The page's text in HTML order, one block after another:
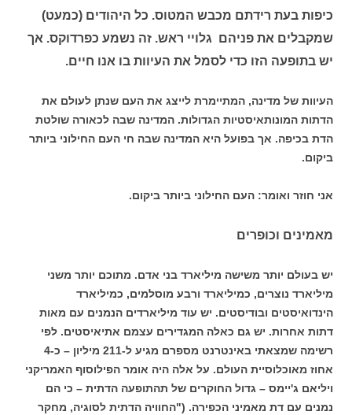
כיפות בעת רידתם מכבש המטוס. כל היהודים (כמעט)
שמקבלים את פניהם גלויי ראש. זה נשמע כפרדוקס. אך
יש בתופעה הזו כדי לסמל את העיוות בו אנו חיים.
העיוות של מדינה, המתיימרת לייצג את העם שנתן לעולם את
הדתות המונותאיסטיות הגדולות. המדינה שבה לכאורה שולטת
הדת בכיפה. אך בפועל היא המדינה שבה חי העם החילוני ביותר
ביקום.
אני חוזר ואומר: העם החילוני ביותר ביקום.
מאמינים וכופרים
יש בעולם יותר משישה מיליארד בני אדם. מתוכם יותר משני
מיליארד נוצרים, כמיליארד ורבע מוסלמים, כמיליארד
הינדואיסטים ובודיסטים. יש עוד מיליארדים הנמנים עם מאות
דתות אחרות. יש גם כאלה המגדירים עצמם אתיאיסטים. לפי
רשימה שמצאתי באינטרנט מספרם מגיע ל-211 מיליון – כ-4
אחוז מאוכלוסיית העולם. על אלה היה אומר הפילוסוף האמריקני
ויליאם ג'יימס – גדול החוקרים של תהתופעה הדתית – כי הם
נמנים עם דת מאמיני הכפירה. ("החוויה הדתית לסוגיה, מחקר